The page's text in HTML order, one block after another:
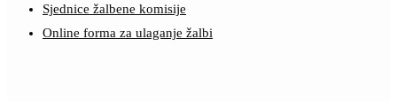
Sjednice žalbene komisije
Online forma za ulaganje žalbi